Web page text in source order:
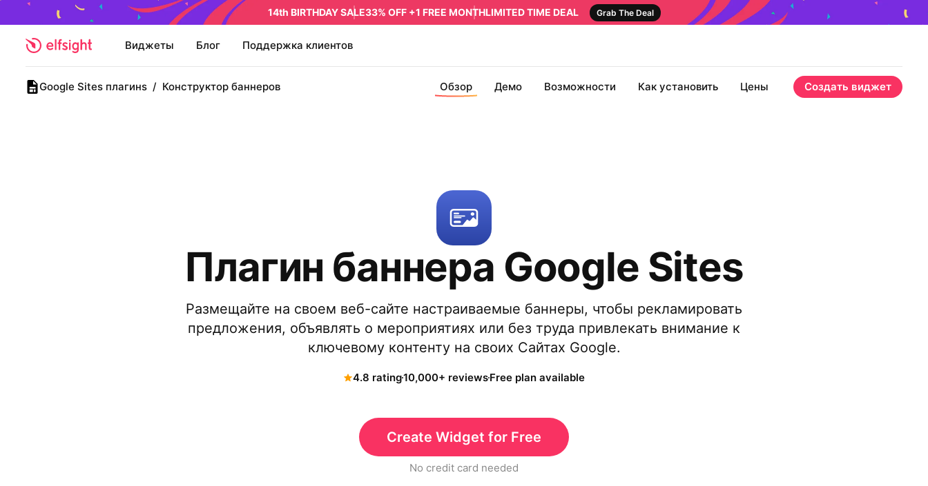
14th BIRTHDAY SALE33% OFF +1 FREE MONTHLIMITED TIME DEAL Grab The Deal
Виджеты Блог Поддержка клиентов
Google Sites плагинs / Конструктор баннеров Обзор Демо Возможности Как установить Цены Создать виджет
Плагин баннера Google Sites
Размещайте на своем веб-сайте настраиваемые баннеры, чтобы рекламировать
предложения, объявлять о мероприятиях или без труда привлекать внимание к
ключевому контенту на своих Сайтах Google.
4.8 rating10,000+ reviewsFree plan available
Create Widget for Free
No credit card needed